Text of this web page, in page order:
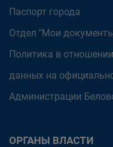
Паспорт города
Отдел "Мои
Политика в
данных на
Администрации
ОРГАНЫ ВЛАСТИ